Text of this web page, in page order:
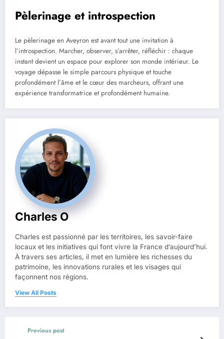
Pèlerinage et introspection
Le pèlerinage en Aveyron est avant tout une invitation à
l’introspection. Marcher, observer, s’arrêter, réfléchir : chaque
instant devient un espace pour explorer son monde intérieur. Le
voyage dépasse le simple parcours physique et touche
profondément l’âme et le cœur des marcheurs, offrant une
expérience transformatrice et profondément humaine.
Charles O
Charles est passionné par les territoires, les savoir-faire
locaux et les initiatives qui font vivre la France d’aujourd’hui.
À travers ses articles, il met en lumière les richesses du
patrimoine, les innovations rurales et les visages qui
façonnent nos régions.
View All Posts
Previous post